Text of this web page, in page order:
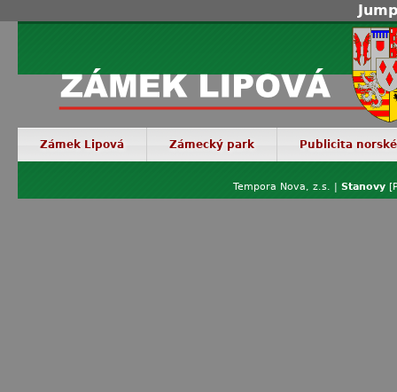
Zámek Lipová Zámecký park Publicita
Tempora Nova, z.s. | Stanovy